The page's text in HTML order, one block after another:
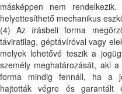
másképpen nem
helyettesíthető mechanikus
(4) Az írásbeli forma
táviratilag, géptávíróval vagy
melyek lehetővé teszik a
személy meghatározását, aki
forma mindig fennáll, ha a
hajtották végre és garantált